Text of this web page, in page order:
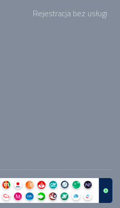
Rejestracja bez usługi